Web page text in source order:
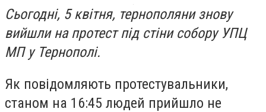
Сьогодні, 5 квітня, тернополяни знову
вийшли на протест під стіни собору УПЦ
МП у Тернополі.
Як повідомляють протестувальники,
станом на 16:45 людей прийшло не